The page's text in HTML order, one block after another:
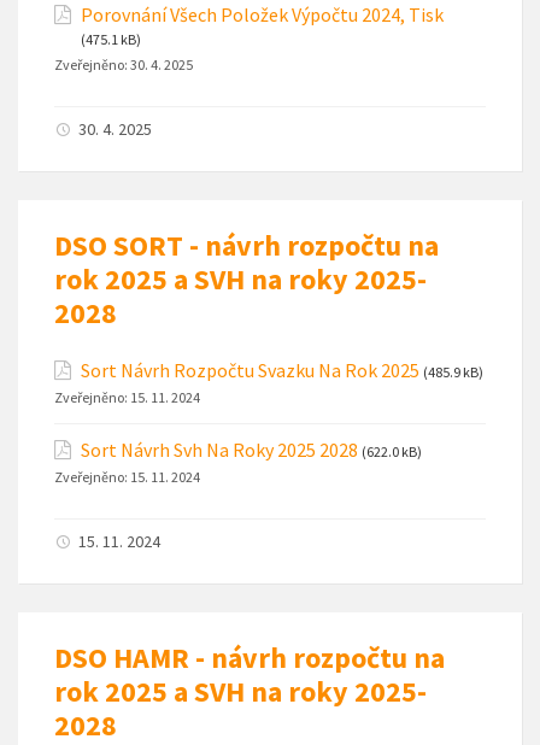
Porovnání Všech Položek Výpočtu 2024, Tisk
(475.1 kB)
Zveřejněno: 30. 4. 2025
30. 4. 2025
DSO SORT - návrh rozpočtu na
rok 2025 a SVH na roky 2025-
2028
Sort Návrh Rozpočtu Svazku Na Rok 2025 (485.9 kB)
Zveřejněno: 15. 11. 2024
Sort Návrh Svh Na Roky 2025 2028 (622.0 kB)
Zveřejněno: 15. 11. 2024
15. 11. 2024
DSO HAMR - návrh rozpočtu na
rok 2025 a SVH na roky 2025-
2028